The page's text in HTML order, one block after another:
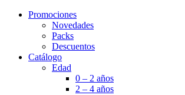
Promociones
Novedades
Packs
Descuentos
Catálogo
Edad
0 – 2 años
2 – 4 años